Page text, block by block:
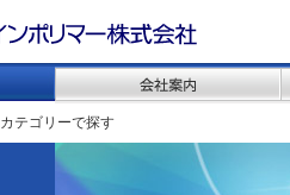
テゴリーで探す